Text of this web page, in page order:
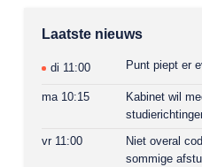
Laatste nieuws
di 11:00 Punt piept er
ma 10:15
Kabinet wil
vr 11:00
Niet overal
sommige